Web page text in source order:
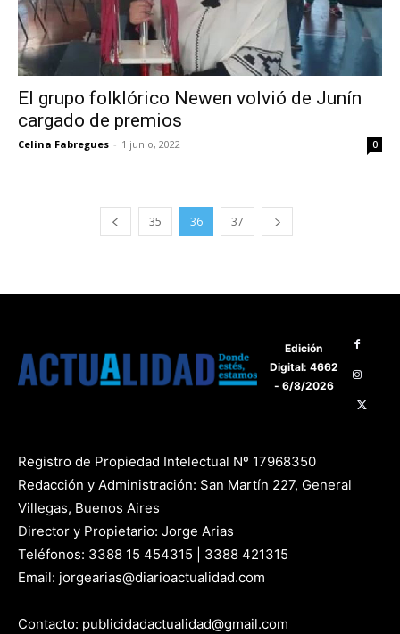
El grupo folklórico Newen volvió de Junín
cargado de premios
Celina Fabregues - 1 junio, 2022 0
35 36 37
Edición
Digital: 4662
- 6/8/2026
Registro de Propiedad Intelectual Nº 17968350
Redacción y Administración: San Martín 227, General
Villegas, Buenos Aires
Director y Propietario: Jorge Arias
Teléfonos: 3388 15 454315 | 3388 421315
Email: jorgearias@diarioactualidad.com
Contacto: publicidadactualidad@gmail.com